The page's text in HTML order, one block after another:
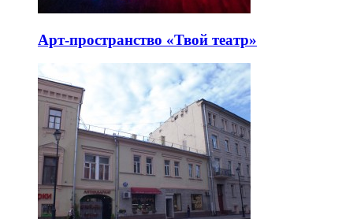
Арт-пространство «Твой театр»